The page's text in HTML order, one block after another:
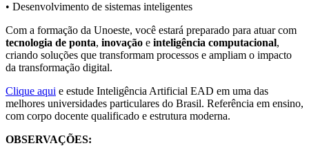
• Desenvolvimento de sistemas inteligentes
Com a formação da Unoeste, você estará preparado para atuar com
tecnologia de ponta, inovação e inteligência computacional,
criando soluções que transformam processos e ampliam o impacto
da transformação digital.
Clique aqui e estude Inteligência Artificial EAD em uma das
melhores universidades particulares do Brasil. Referência em ensino,
com corpo docente qualificado e estrutura moderna.
OBSERVAÇÕES: